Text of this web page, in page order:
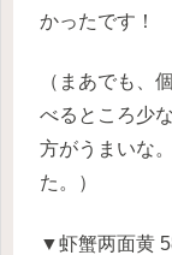
かったです！
（まあでも、
べるところ少
方がうまいな
た。）
▼虾蟹两面黄